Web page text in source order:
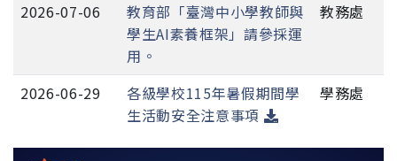
2026-07-06
教育部「臺灣中小學教師與
學生AI素養框架」請參採運
用。
教務處
2026-06-29
各級學校115年暑假期間學
生活動安全注意事項
學務處